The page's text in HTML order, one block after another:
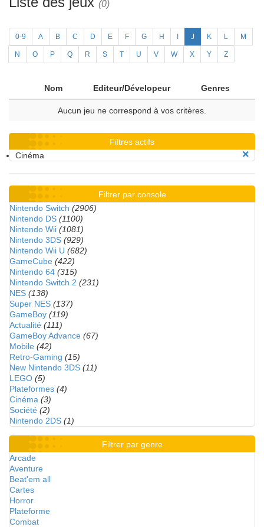
(0)
0-9 A B C D E F G H J K L M
N O P Q R S T U V W X Y Z
Nom Editeur/Dévelopeur Genres
Aucun jeu ne correspond à vos critères.
Filtres actifs
Cinéma
Filtrer par console
Nintendo Switch (2906)
Nintendo DS (1100)
Nintendo Wii (1081)
Nintendo 3DS (929)
Nintendo Wii U (682)
GameCube (422)
Nintendo 64 (315)
Nintendo Switch 2 (231)
NES (138)
Super NES (137)
GameBoy (119)
Actualité (111)
GameBoy Advance (67)
Mobile (42)
Retro-Gaming (15)
New Nintendo 3DS (11)
LEGO (5)
Plateformes (4)
Cinéma (3)
Société (2)
Nintendo 2DS (1)
Filtrer par genre
Arcade
Aventure
Beat'em all
Cartes
Horror
Plateforme
Combat